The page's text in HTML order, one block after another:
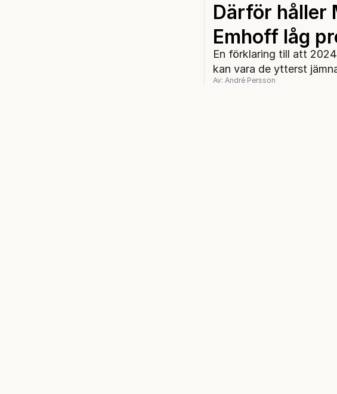
Därför håller
Emhoff låg
En förklaring till att
kan vara de ytterst
Av: André Persson